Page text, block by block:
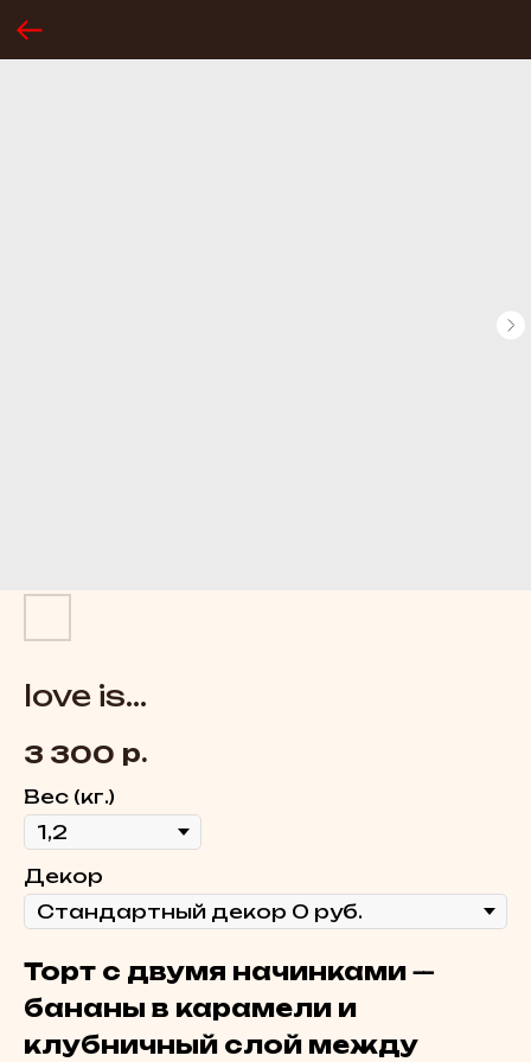
love is...
3 300 р.
Вес (кг.)
Декoр
Торт с двумя начинками —
бананы в карамели и
клубничный слой между